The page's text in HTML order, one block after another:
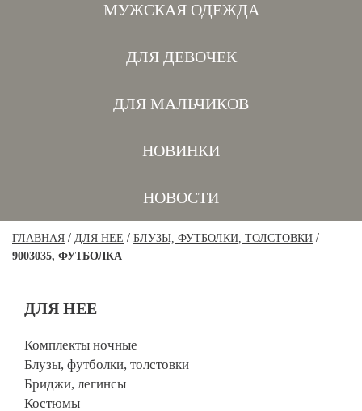
МУЖСКАЯ ОДЕЖДА
ДЛЯ ДЕВОЧЕК
ДЛЯ МАЛЬЧИКОВ
НОВИНКИ
НОВОСТИ
ГЛАВНАЯ / ДЛЯ НЕЕ / БЛУЗЫ, ФУТБОЛКИ, ТОЛСТОВКИ /
9003035, ФУТБОЛКА
ДЛЯ НЕЕ
Комплекты ночные
Блузы, футболки, толстовки
Бриджи, легинсы
Костюмы